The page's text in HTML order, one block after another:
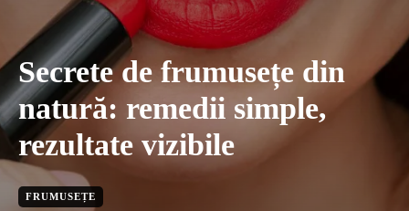
Secrete de frumusețe din
natură: remedii simple,
rezultate vizibile
FRUMUSEȚE